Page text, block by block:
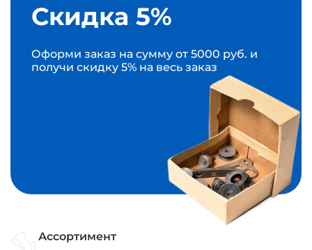
Скидка 5%
Оформи заказ на сумму от 5000 руб. и
получи скидку 5% на весь заказ
Ассортимент